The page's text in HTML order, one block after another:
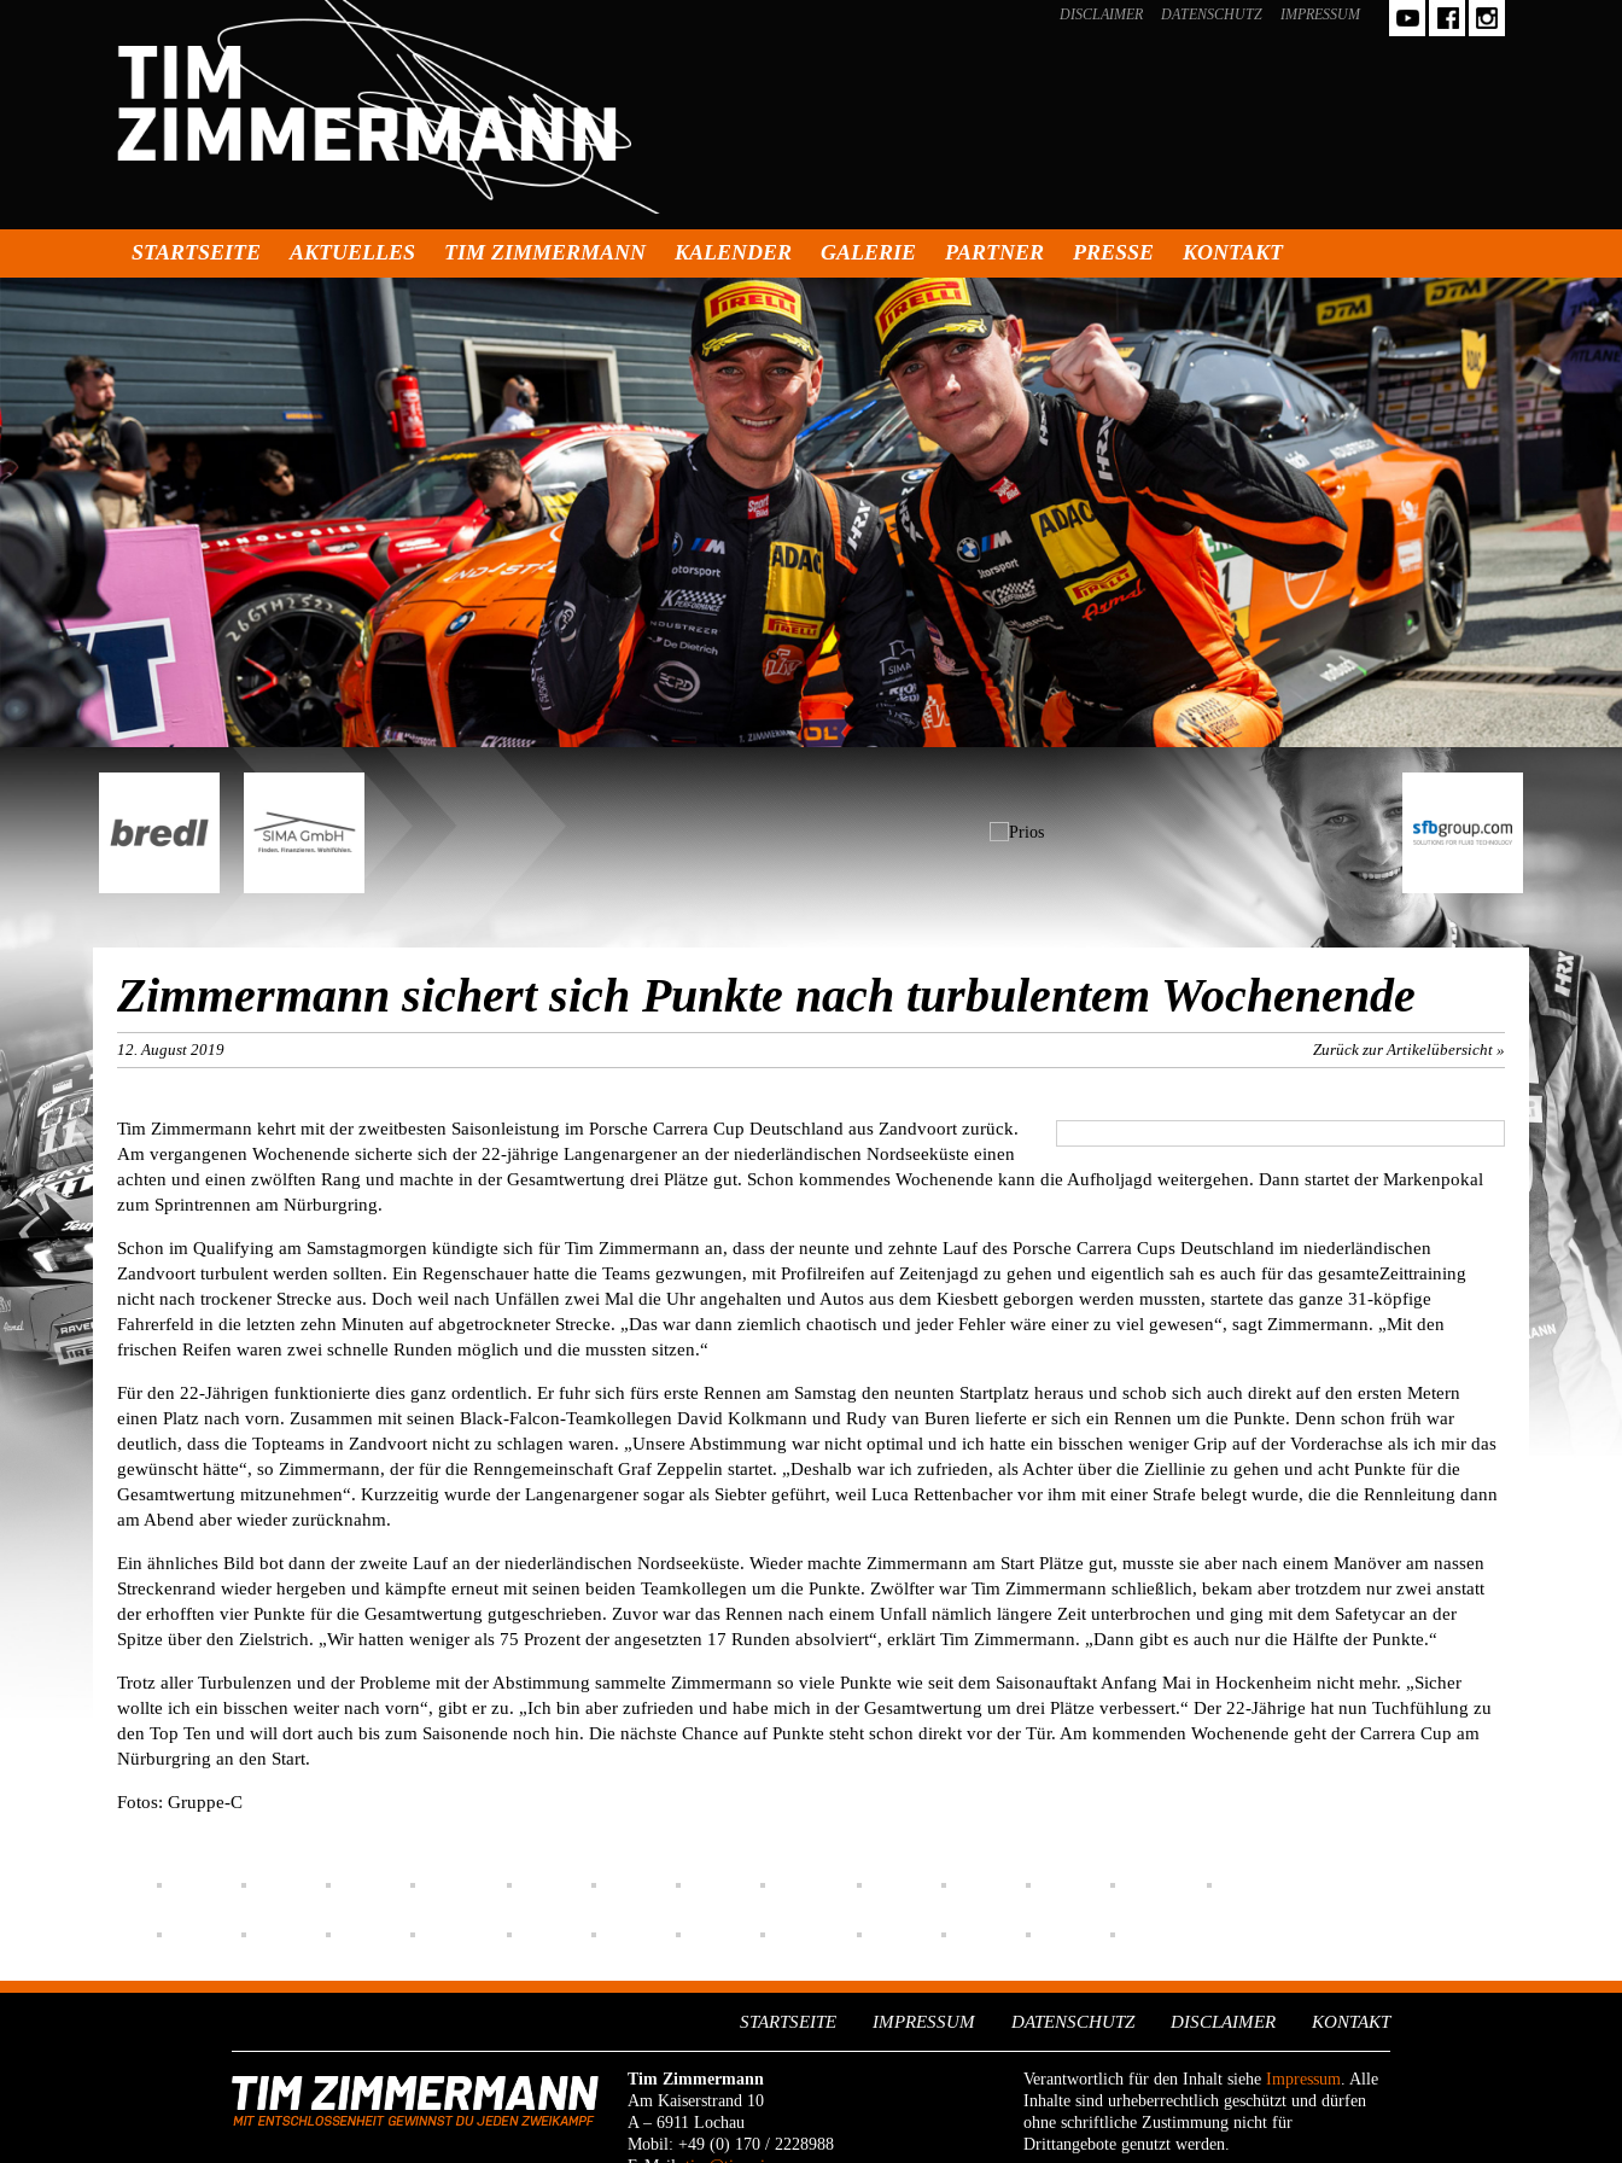
DISCLAIMER DATENSCHUTZ IMPRESSUM
STARTSEITE AKTUELLES TIM ZIMMERMANN KALENDER GALERIE PARTNER PRESSE KONTAKT
Zimmermann sichert sich Punkte nach turbulentem Wochenende
12. August 2019 Zurück zur Artikelübersicht »
Tim Zimmermann kehrt mit der zweitbesten Saisonleistung im Porsche Carrera Cup Deutschland aus Zandvoort zurück.
Am vergangenen Wochenende sicherte sich der 22-jährige Langenargener an der niederländischen Nordseeküste einen
achten und einen zwölften Rang und machte in der Gesamtwertung drei Plätze gut. Schon kommendes Wochenende kann die Aufholjagd weitergehen. Dann startet der Markenpokal
zum Sprintrennen am Nürburgring.
Schon im Qualifying am Samstagmorgen kündigte sich für Tim Zimmermann an, dass der neunte und zehnte Lauf des Porsche Carrera Cups Deutschland im niederländischen
Zandvoort turbulent werden sollten. Ein Regenschauer hatte die Teams gezwungen, mit Profilreifen auf Zeitenjagd zu gehen und eigentlich sah es auch für das gesamteZeittraining
nicht nach trockener Strecke aus. Doch weil nach Unfällen zwei Mal die Uhr angehalten und Autos aus dem Kiesbett geborgen werden mussten, startete das ganze 31-köpfige
Fahrerfeld in die letzten zehn Minuten auf abgetrockneter Strecke. „Das war dann ziemlich chaotisch und jeder Fehler wäre einer zu viel gewesen“, sagt Zimmermann. „Mit den
frischen Reifen waren zwei schnelle Runden möglich und die mussten sitzen.“
Für den 22-Jährigen funktionierte dies ganz ordentlich. Er fuhr sich fürs erste Rennen am Samstag den neunten Startplatz heraus und schob sich auch direkt auf den ersten Metern
einen Platz nach vorn. Zusammen mit seinen Black-Falcon-Teamkollegen David Kolkmann und Rudy van Buren lieferte er sich ein Rennen um die Punkte. Denn schon früh war
deutlich, dass die Topteams in Zandvoort nicht zu schlagen waren. „Unsere Abstimmung war nicht optimal und ich hatte ein bisschen weniger Grip auf der Vorderachse als ich mir das
gewünscht hätte“, so Zimmermann, der für die Renngemeinschaft Graf Zeppelin startet. „Deshalb war ich zufrieden, als Achter über die Ziellinie zu gehen und acht Punkte für die
Gesamtwertung mitzunehmen“. Kurzzeitig wurde der Langenargener sogar als Siebter geführt, weil Luca Rettenbacher vor ihm mit einer Strafe belegt wurde, die die Rennleitung dann
am Abend aber wieder zurücknahm.
Ein ähnliches Bild bot dann der zweite Lauf an der niederländischen Nordseeküste. Wieder machte Zimmermann am Start Plätze gut, musste sie aber nach einem Manöver am nassen
Streckenrand wieder hergeben und kämpfte erneut mit seinen beiden Teamkollegen um die Punkte. Zwölfter war Tim Zimmermann schließlich, bekam aber trotzdem nur zwei anstatt
der erhofften vier Punkte für die Gesamtwertung gutgeschrieben. Zuvor war das Rennen nach einem Unfall nämlich längere Zeit unterbrochen und ging mit dem Safetycar an der
Spitze über den Zielstrich. „Wir hatten weniger als 75 Prozent der angesetzten 17 Runden absolviert“, erklärt Tim Zimmermann. „Dann gibt es auch nur die Hälfte der Punkte.“
Trotz aller Turbulenzen und der Probleme mit der Abstimmung sammelte Zimmermann so viele Punkte wie seit dem Saisonauftakt Anfang Mai in Hockenheim nicht mehr. „Sicher
wollte ich ein bisschen weiter nach vorn“, gibt er zu. „Ich bin aber zufrieden und habe mich in der Gesamtwertung um drei Plätze verbessert.“ Der 22-Jährige hat nun Tuchfühlung zu
den Top Ten und will dort auch bis zum Saisonende noch hin. Die nächste Chance auf Punkte steht schon direkt vor der Tür. Am kommenden Wochenende geht der Carrera Cup am
Nürburgring an den Start.
Fotos: Gruppe-C
KONTAKT
DISCLAIMER
DATENSCHUTZ
IMPRESSUM
STARTSEITE
Tim Zimmermann
Am Kaiserstrand 10
A – 6911 Lochau
Mobil: +49 (0) 170 / 2228988
Verantwortlich für den Inhalt sieheImpressum . Alle
Inhalte sind urheberrechtlich geschützt und dürfen
ohne schriftliche Zustimmung nicht für
Drittangebote genutzt werden.